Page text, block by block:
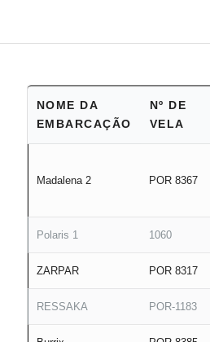
NOME DA
EMBARCAÇÃO
Nº DE
VELA
Madalena 2 POR 8367
Polaris 1 1060
ZARPAR POR 8317
RESSAKA POR-1183